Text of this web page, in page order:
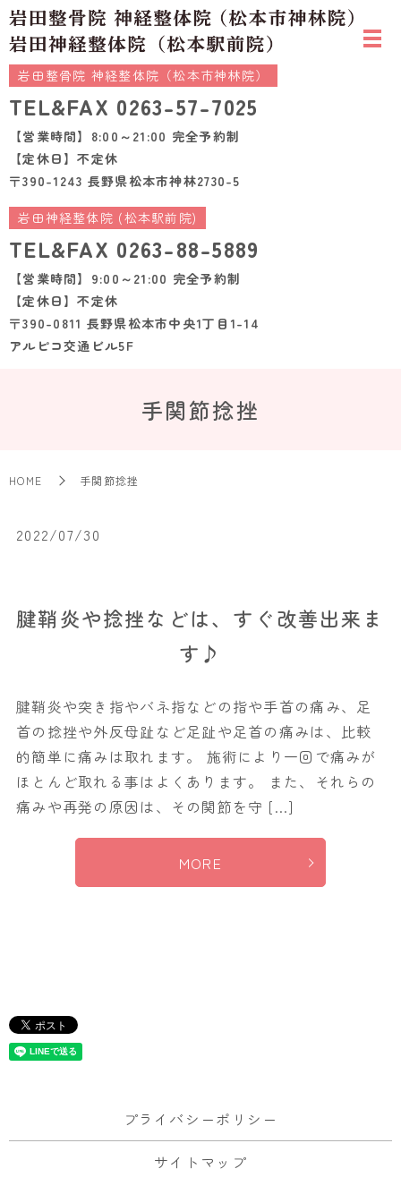
岩田整骨院 神経整体院（松本市神林院）
TEL&FAX 0263-57-7025
【営業時間】8:00～21:00 完全予約制
【定休日】不定休
〒390-1243 長野県松本市神林2730-5
岩田神経整体院 (松本駅前院)
TEL&FAX 0263-88-5889
【営業時間】9:00～21:00 完全予約制
【定休日】不定休
〒390-0811 長野県松本市中央1丁目1-14
アルピコ交通ビル5F
手関節捻挫
HOME 手関節捻挫
2022/07/30
腱鞘炎や捻挫などは、すぐ改善出来ま
す♪
腱鞘炎や突き指やバネ指などの指や手首の痛み、足
首の捻挫や外反母趾など足趾や足首の痛みは、比較
的簡単に痛みは取れます。 施術により一回で痛みが
ほとんど取れる事はよくあります。 また、それらの
痛みや再発の原因は、その関節を守 […]
MORE
プライバシーポリシー
サイトマップ